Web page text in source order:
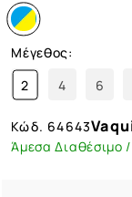
Μέγεθος:
2
4 6
Κώδ. 64643
Άμεσα Διαθέσιμο